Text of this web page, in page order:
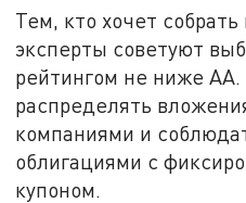
Тем, кто хочет
эксперты советуют
рейтингом не ниже
распределять
компаниями и
облигациями с
купоном.